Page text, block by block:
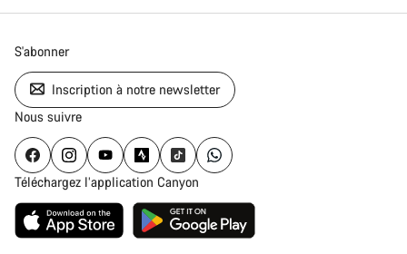
S'abonner
Inscription à notre newsletter
Nous suivre
Téléchargez l’application Canyon